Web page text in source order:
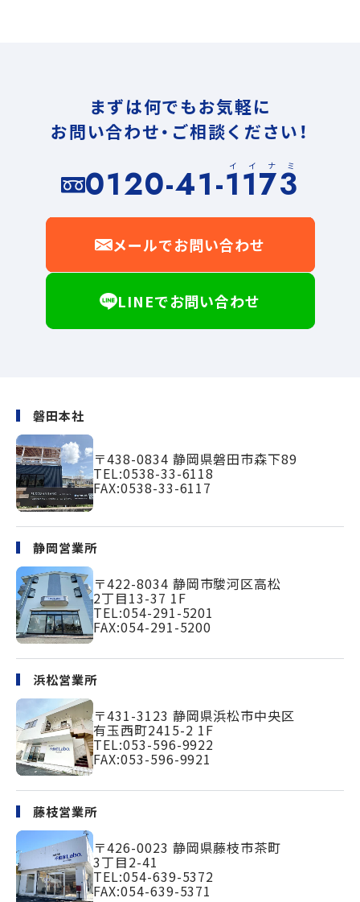
まずは何でもお気軽に
お問い合わせ・ご相談ください！
イイナミ
0120-41-1173
メールでお問い合わせ
LINEでお問い合わせ
磐田本社
〒438-0834 静岡県磐田市森下89
TEL:0538-33-6118
FAX:0538-33-6117
静岡営業所
〒422-8034 静岡市駿河区高松
2丁目13-37 1F
TEL:054-291-5201
FAX:054-291-5200
浜松営業所
〒431-3123 静岡県浜松市中央区
有玉西町2415-2 1F
TEL:053-596-9922
FAX:053-596-9921
藤枝営業所
〒426-0023 静岡県藤枝市茶町
3丁目2-41
TEL:054-639-5372
FAX:054-639-5371